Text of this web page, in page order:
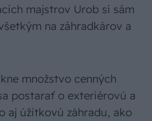
majstrov Urob si sám
na záhradkárov a
množstvo cenných
postarať o exteriérovú a
aj úžitkovú záhradu, ako